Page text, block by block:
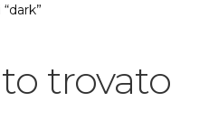
trovato